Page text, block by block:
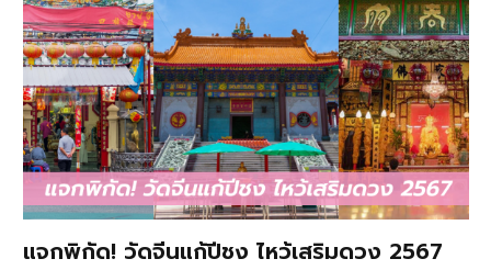
แจกพิกัด! วัดจีนแก้ปีชง ไหว้เสริมดวง 2567